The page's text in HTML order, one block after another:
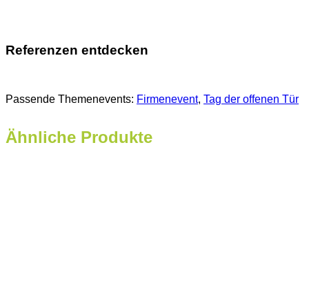
Referenzen entdecken
Passende Themenevents: Firmenevent, Tag der offenen Tür
Ähnliche Produkte